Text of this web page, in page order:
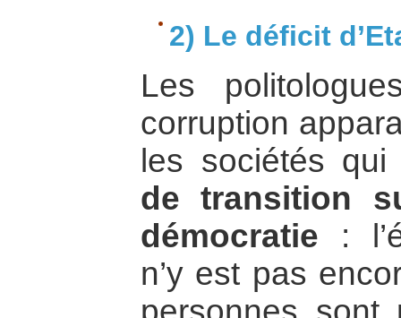
2) Le déficit
Les
corruption
les sociétés
de transition
démocratie :
n’y est pas